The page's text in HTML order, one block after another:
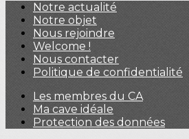
Notre actualité
Notre objet
Nous rejoindre
Welcome !
Nous contacter
Politique de confidentialité
Les membres du CA
Ma cave idéale
Protection des données